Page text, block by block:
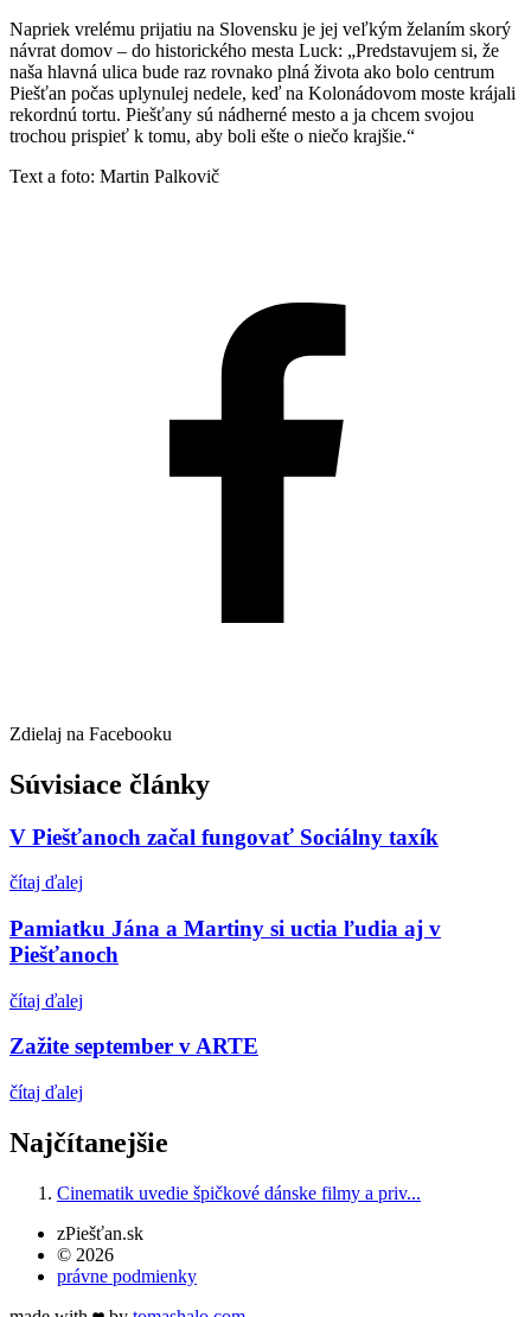
Napriek vrelému prijatiu na Slovensku je jej veľkým želaním skorý
návrat domov – do historického mesta Luck: „Predstavujem si, že
naša hlavná ulica bude raz rovnako plná života ako bolo centrum
Piešťan počas uplynulej nedele, keď na Kolonádovom moste krájali
rekordnú tortu. Piešťany sú nádherné mesto a ja chcem svojou
trochou prispieť k tomu, aby boli ešte o niečo krajšie.“
Text a foto: Martin Palkovič
Zdielaj na Facebooku
Súvisiace články
V Piešťanoch začal fungovať Sociálny taxík
čítaj ďalej
Pamiatku Jána a Martiny si uctia ľudia aj v
Piešťanoch
čítaj ďalej
Zažite september v ARTE
čítaj ďalej
Najčítanejšie
Cinematik uvedie špičkové dánske filmy a priv...
zPiešťan.sk
© 2026
právne podmienky